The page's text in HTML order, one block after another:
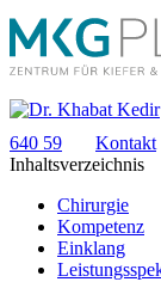
640 59
Kontakt
Inhaltsverzeichnis
Chirurgie
Kompetenz
Einklang